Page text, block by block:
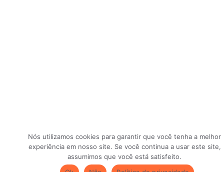
Nós utilizamos cookies para garantir que você tenha a melhor
experiência em nosso site. Se você continua a usar este site,
assumimos que você está satisfeito.